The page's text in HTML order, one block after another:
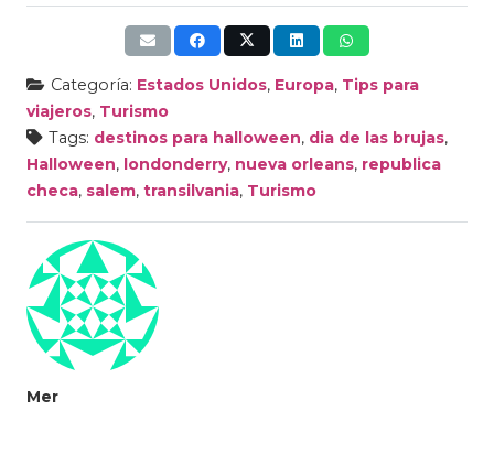
Categoría: Estados Unidos, Europa, Tips para
viajeros, Turismo
Tags: destinos para halloween, dia de las brujas,
Halloween, londonderry, nueva orleans, republica
checa, salem, transilvania, Turismo
Mer